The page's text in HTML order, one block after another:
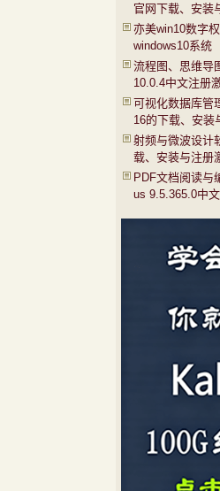
官网下载、安装
亦美win10数字
windows10系统
流程图、思维导
10.0.4中文注册
可视化数据库管
16的下载、安装
射频与微波设计
载、安装与注册
PDF文档阅读与
us 9.5.365.0中